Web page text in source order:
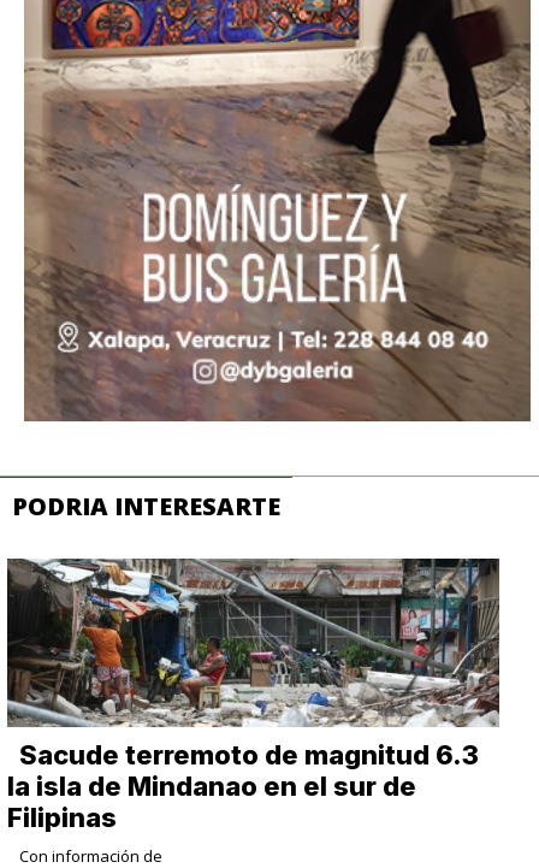
PODRIA INTERESARTE
Sacude terremoto de magnitud 6.3
la isla de Mindanao en el sur de
Filipinas
Con información de